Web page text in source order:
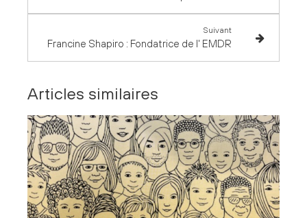
Suivant
Francine Shapiro : Fondatrice de l' EMDR
Articles similaires